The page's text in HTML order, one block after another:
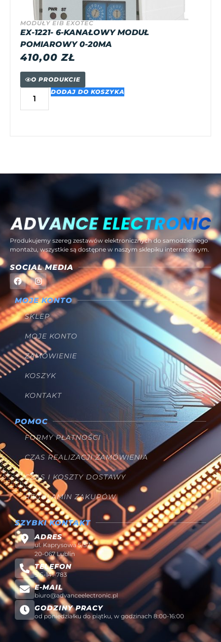
MODUŁY EIB EXOTEC
EX-1221- 6-KANAŁOWY MODUŁ
POMIAROWY 0-20MA
410,00ZŁ
O PRODUKCIE
DODAJ DO KOSZYKA
Produkujemy szereg zestawów elektronicznych do samodzielnego
montażu, wszystkie są dostępne w naszym sklepiku internetowym.
SOCIAL MEDIA
MOJE KONTO
SKLEP
MOJE KONTO
ZAMÓWIENIE
KOSZYK
KONTAKT
POMOC
FORMY PŁATNOŚCI
CZAS REALIZACJI ZAMÓWIENIA
CZAS I KOSZTY DOSTAWY
REGULAMIN ZAKUPÓW
SZYBKI KONTAKT
ADRES
ul. Kaprysowa 5/57
20-067 Lublin
TELEFON
515-141-783
E-MAIL
biuro@advanceelectronic.pl
GODZINY PRACY
od poniedziałku do piątku, w godzinach 8:00-16:00